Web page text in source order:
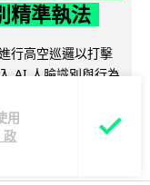
用
政
精準執法
行高空巡邏以打擊
AI 人臉識別與行為